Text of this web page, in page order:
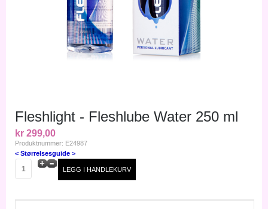
Fleshlight - Fleshlube Water 250 ml
kr 299,00
Produktnummer: E24987
< Størrelsesguide >